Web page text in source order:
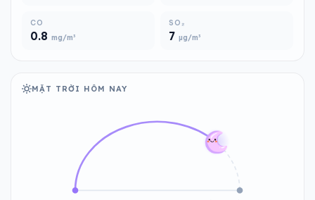
CO
0.8 mg/m³
SO₂
7 µg/m³
MẶT TRỜI HÔM NAY